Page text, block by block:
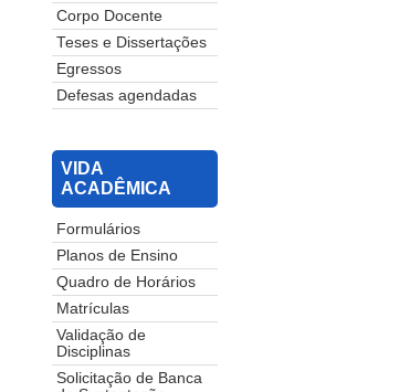
Corpo Docente
Teses e Dissertações
Egressos
Defesas agendadas
VIDA
ACADÊMICA
Formulários
Planos de Ensino
Quadro de Horários
Matrículas
Validação de
Disciplinas
Solicitação de Banca